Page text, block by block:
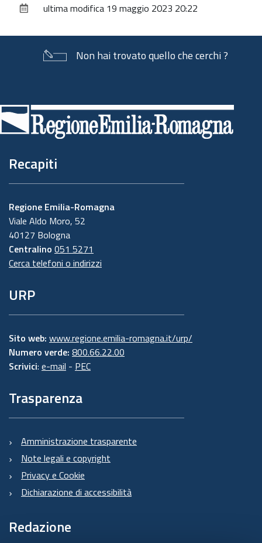
documentoultima modifica 19 maggio 2023 20:22
Non hai trovato quello che cerchi ?
di
pagina
Recapiti
Regione Emilia-Romagna
Viale Aldo Moro, 52
40127 Bologna
Centralino 051 5271
Cerca telefoni o indirizzi
URP
Sito web: www.regione.emilia-romagna.it/urp/
Numero verde: 800.66.22.00
Scrivici: e-mail - PEC
Trasparenza
Amministrazione trasparente
Note legali e copyright
Privacy e Cookie
Dichiarazione di accessibilità
Redazione